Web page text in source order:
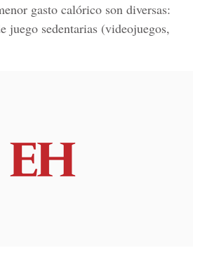
gasto calórico son diversas:
juego sedentarias (videojuegos,